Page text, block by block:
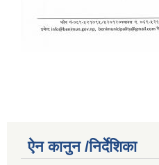
ऐन कानुन /निर्देशिका